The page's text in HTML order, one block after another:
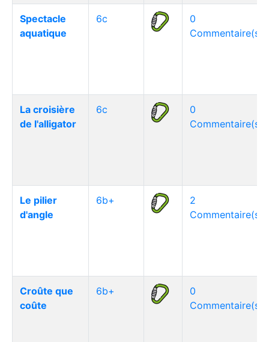
Spectacle
aquatique
6c
0
Commentaire(s)
La croisière
de l'alligator
6c
0
Commentaire(s)
Le pilier
d'angle
6b+
2
Commentaire(s)
Croûte que
coûte
6b+
0
Commentaire(s)